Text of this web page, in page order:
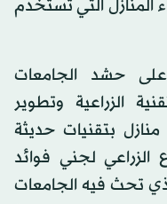
المنازل التي تستخدم
حشد الجامعات
الزراعية وتطوير
منازل بتقنيات حديثة
لجني فوائد
تحث فيه الجامعات